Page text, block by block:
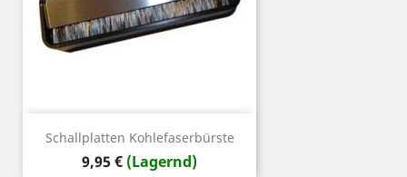
Schallplatten Kohlefaserbürste
Preis
9,95 € (Lagernd)